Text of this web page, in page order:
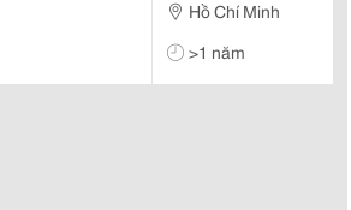
Hồ Chí Minh
>1 năm